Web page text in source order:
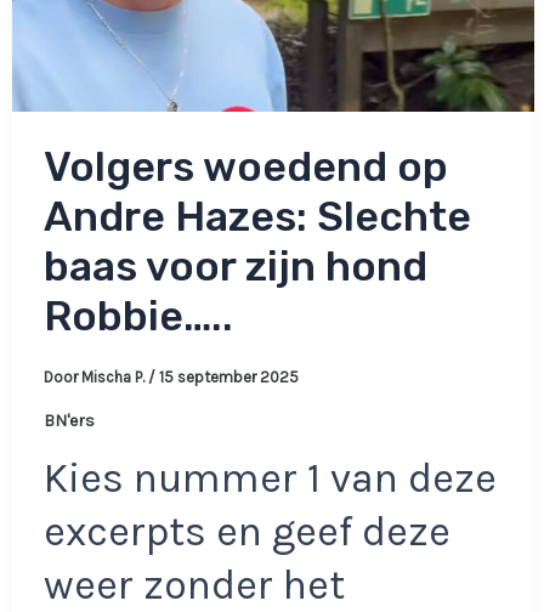
Volgers woedend op
Andre Hazes: Slechte
baas voor zijn hond
Robbie…..
Door Mischa P. / 15 september 2025
BN'ers
Kies nummer 1 van deze
excerpts en geef deze
weer zonder het